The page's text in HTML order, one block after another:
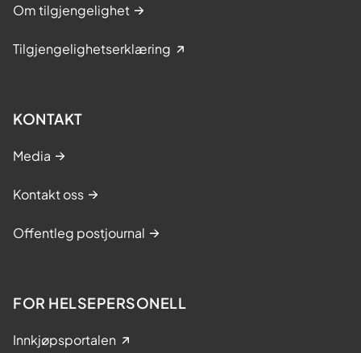
Om tilgjengelighet
Tilgjengelighetserklæring
KONTAKT
Media
Kontakt oss
Offentleg postjournal
FOR HELSEPERSONELL
Innkjøpsportalen